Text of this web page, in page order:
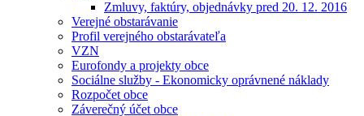
Zmluvy, faktúry, objednávky pred 20. 12. 2016
Verejné obstarávanie
Profil verejného obstarávateľa
VZN
Eurofondy a projekty obce
Sociálne služby - Ekonomicky oprávnené náklady
Rozpočet obce
Záverečný účet obce